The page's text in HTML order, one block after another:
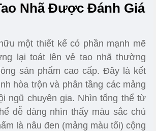
Nhã Được Đánh Giá
một thiết kế có phần mạnh mẽ
lại toát lên vẻ tao nhã thường
sản phẩm cao cấp. Đây là kết
hòa trộn và phân tầng các mảng
ngũ chuyên gia. Nhìn tổng thể từ
dễ dàng nhìn thấy màu sắc chủ
là nâu đen (mảng màu tối) cộng